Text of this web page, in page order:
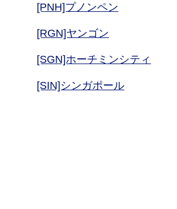
[PNH]プノンペン
[RGN]ヤンゴン
[SGN]ホーチミンシティ
[SIN]シンガポール